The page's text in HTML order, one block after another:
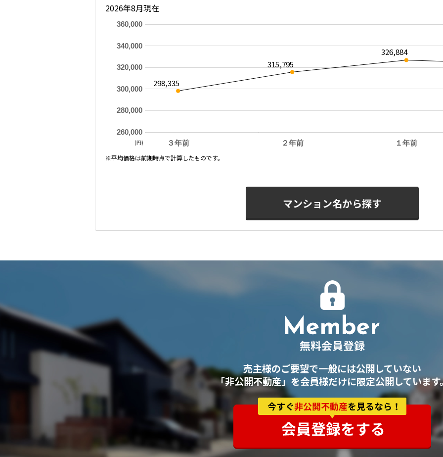
2026年8月現在
３年前 ２年前 １年前
260,000
280,000
300,000
320,000
340,000
360,000
298,335
315,795
326,884
(円)
※平均価格は前期時点で計算したものです。
マンション名から探す
売主様のご要望で一般には公開していない
「非公開不動産」を会員様だけに限定公開しています